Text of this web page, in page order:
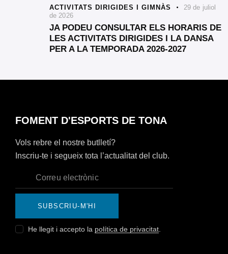
ACTIVITATS DIRIGIDES I GIMNÀS
29 de juliol
de 2026
JA PODEU CONSULTAR ELS HORARIS DE
LES ACTIVITATS DIRIGIDES I LA DANSA
PER A LA TEMPORADA 2026-2027
FOMENT D'ESPORTS DE TONA
Vols rebre el nostre butlletí?
Inscriu-te i segueix tota l’actualitat del club.
SUBSCRIU-M'HI
He llegit i accepto la política de privacitat